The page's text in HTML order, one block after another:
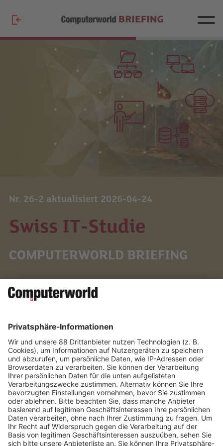
Nr. 26-2 aktualisiert 2026-04-24
Swiss IT-Studie
COMPUTERWORLD BRIEFING
Die neue Swiss IT-Studie zeigt, dass sich viele
Unternehmen und Organisationen in der Schweiz in einem
KI-Dilemma befinden. Das Potenzial der jungen
Technologie ist unumstritten, doch die Konsequenzen und
Gefahren lähmen den Tatendrang. Wagemut gehört
hierzulande nicht unbedingt zu den Kardinaltugenden. Eine
Eigenschaft, die bestimmt auch ihre guten Seiten hat. Doch